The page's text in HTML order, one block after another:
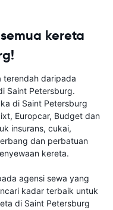
kereta
terendah daripada
Saint Petersburg.
di Saint Petersburg
Europcar, Budget dan
insurans, cukai,
dan perbatuan
kereta.
agensi sewa yang
kadar terbaik untuk
di Saint Petersburg